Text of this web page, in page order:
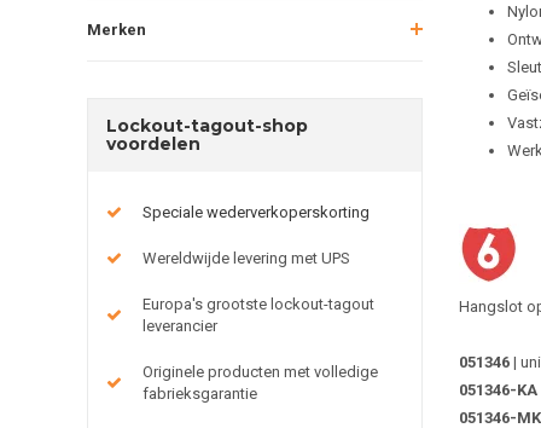
Merken
Lockout-tagout-shop
voordelen
Speciale wederverkoperskorting
Wereldwijde levering met UPS
Europa's grootste lockout-tagout
leverancier
Originele producten met volledige
fabrieksgarantie
Hangslot
051346 |
051346-KA
051346-MK